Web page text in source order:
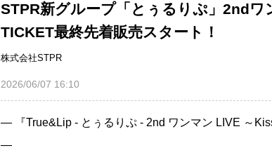
STPR新グループ「とぅるりぷ」2ndワ
TICKET最終先着販売スタート！
株式会社STPR
2026/06/07 16:10
― 『True&Lip - とぅるりぷ - 2nd ワンマン LIVE ～
―